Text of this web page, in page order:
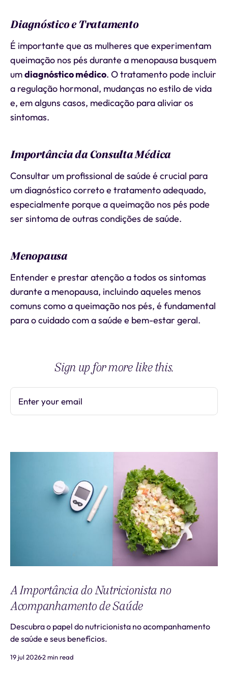
Diagnóstico e Tratamento
É importante que as mulheres que experimentam
queimação nos pés durante a menopausa busquem
umdiagnóstico médico. O tratamento pode incluir
a regulação hormonal, mudanças no estilo de vida
e, em alguns casos, medicação para aliviar os
sintomas.
Importância da Consulta Médica
Consultar um profissional de saúde é crucial para
um diagnóstico correto e tratamento adequado,
especialmente porque a queimação nos pés pode
ser sintoma de outras condições de saúde.
Menopausa
Entender e prestar atenção a todos os sintomas
durante a menopausa, incluindo aqueles menos
comuns como a queimação nos pés, é fundamental
para o cuidado com a saúde e bem-estar geral.
Sign up for more like this.
Enter your email
A Importância do Nutricionista no
Acompanhamento de Saúde
Descubra o papel do nutricionista no acompanhamento
de saúde e seus benefícios.
19 jul 20262 min read